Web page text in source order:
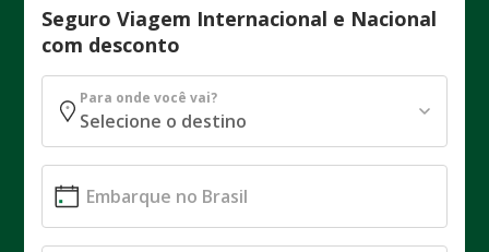
Seguro Viagem Internacional e Nacional
com desconto
Para onde você vai?